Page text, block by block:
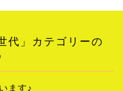
代」カテゴリーの
ます♪